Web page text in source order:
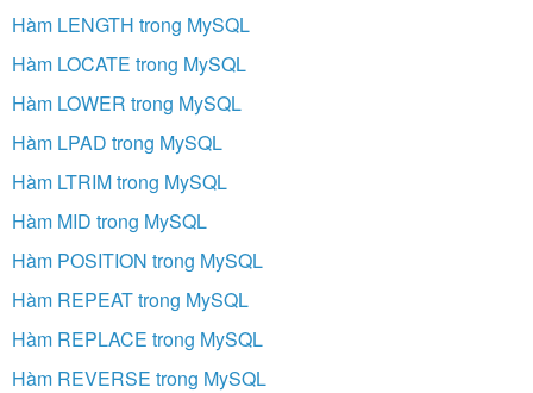
Hàm LENGTH trong MySQL
Hàm LOCATE trong MySQL
Hàm LOWER trong MySQL
Hàm LPAD trong MySQL
Hàm LTRIM trong MySQL
Hàm MID trong MySQL
Hàm POSITION trong MySQL
Hàm REPEAT trong MySQL
Hàm REPLACE trong MySQL
Hàm REVERSE trong MySQL